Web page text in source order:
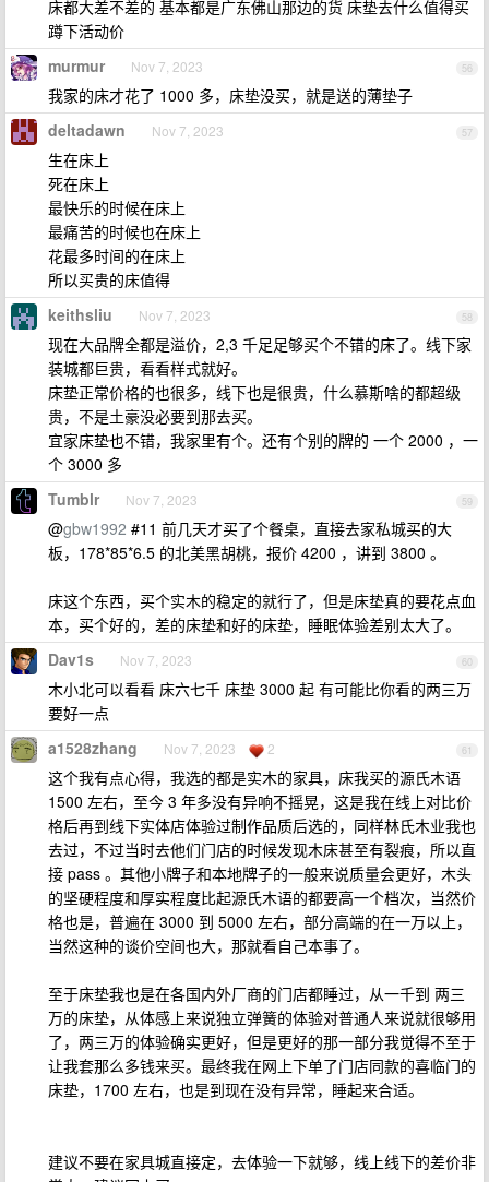
床都大差不差的 基本都是广东佛山那边的货 床垫去什么值得买
蹲下活动价
56
murmur Nov 7, 2023
我家的床才花了 1000 多，床垫没买，就是送的薄垫子
57
deltadawn Nov 7, 2023
生在床上
死在床上
最快乐的时候在床上
最痛苦的时候也在床上
花最多时间的在床上
所以买贵的床值得
58
keithsliu Nov 7, 2023
现在大品牌全都是溢价，2,3 千足足够买个不错的床了。线下家
装城都巨贵，看看样式就好。
床垫正常价格的也很多，线下也是很贵，什么慕斯啥的都超级
贵，不是土豪没必要到那去买。
宜家床垫也不错，我家里有个。还有个别的牌的 一个 2000 ，一
个 3000 多
59
Tumblr Nov 7, 2023
@gbw1992 #11 前几天才买了个餐桌，直接去家私城买的大
板，178*85*6.5 的北美黑胡桃，报价 4200 ，讲到 3800 。
床这个东西，买个实木的稳定的就行了，但是床垫真的要花点血
本，买个好的，差的床垫和好的床垫，睡眠体验差别太大了。
60
Dav1s Nov 7, 2023
木小北可以看看 床六七千 床垫 3000 起 有可能比你看的两三万
要好一点
61
a1528zhang Nov 7, 2023 2
这个我有点心得，我选的都是实木的家具，床我买的源氏木语
1500 左右，至今 3 年多没有异响不摇晃，这是我在线上对比价
格后再到线下实体店体验过制作品质后选的，同样林氏木业我也
去过，不过当时去他们门店的时候发现木床甚至有裂痕，所以直
接 pass 。其他小牌子和本地牌子的一般来说质量会更好，木头
的坚硬程度和厚实程度比起源氏木语的都要高一个档次，当然价
格也是，普遍在 3000 到 5000 左右，部分高端的在一万以上，
当然这种的谈价空间也大，那就看自己本事了。
至于床垫我也是在各国内外厂商的门店都睡过，从一千到 两三
万的床垫，从体感上来说独立弹簧的体验对普通人来说就很够用
了，两三万的体验确实更好，但是更好的那一部分我觉得不至于
让我套那么多钱来买。最终我在网上下单了门店同款的喜临门的
床垫，1700 左右，也是到现在没有异常，睡起来合适。
建议不要在家具城直接定，去体验一下就够，线上线下的差价非